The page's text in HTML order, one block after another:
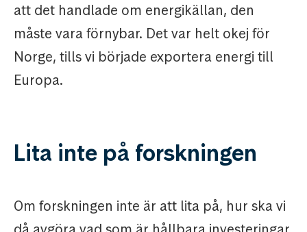
att det handlade om energikällan, den
måste vara förnybar. Det var helt okej för
Norge, tills vi började exportera energi till
Europa.
Lita inte på forskningen
Om forskningen inte är att lita på, hur ska vi